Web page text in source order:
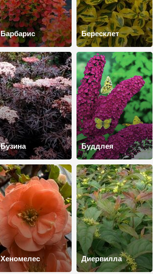
Барбарис Бересклет
Бузина Буддлея
Хеномелес Диервилла